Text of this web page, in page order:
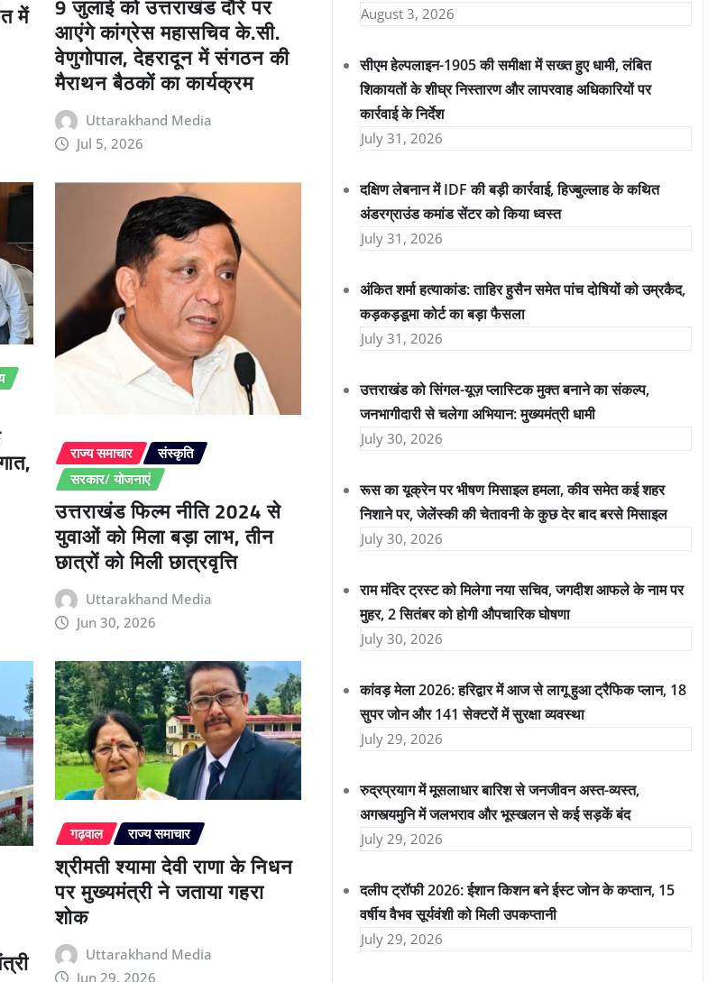
में आएंगे कांग्रेस महासचिव के.सी.
वेणुगोपाल, देहरादून में संगठन की
मैराथन बैठकों का कार्यक्रम
Uttarakhand Media
Jul 5, 2026
राज्य समाचार
संस्कृति
सरकार/ योजनाएं
उत्तराखंड फिल्म नीति 2024 से
युवाओं को मिला बड़ा लाभ, तीन
छात्रों को मिली छात्रवृत्ति
Uttarakhand Media
Jun 30, 2026
गढ़वाल राज्य समाचार
श्रीमती श्यामा देवी राणा के निधन
पर मुख्यमंत्री ने जताया गहरा
शोक
Uttarakhand Media
Jun 29, 2026
August 3, 2026
सीएम हेल्पलाइन-1905 की समीक्षा में सख्त हुए धामी, लंबित
शिकायतों के शीघ्र निस्तारण और लापरवाह अधिकारियों पर
कार्रवाई के निर्देश
July 31, 2026
दक्षिण लेबनान में IDF की बड़ी कार्रवाई, हिज्बुल्लाह के कथित
अंडरग्राउंड कमांड सेंटर को किया ध्वस्त
July 31, 2026
अंकित शर्मा हत्याकांड: ताहिर हुसैन समेत पांच दोषियों को उम्रकैद,
कड़कड़डूमा कोर्ट का बड़ा फैसला
July 31, 2026
उत्तराखंड को सिंगल-यूज़ प्लास्टिक मुक्त बनाने का संकल्प,
जनभागीदारी से चलेगा अभियान: मुख्यमंत्री धामी
July 30, 2026
रूस का यूक्रेन पर भीषण मिसाइल हमला, कीव समेत कई शहर
निशाने पर, जेलेंस्की की चेतावनी के कुछ देर बाद बरसे मिसाइल
July 30, 2026
राम मंदिर ट्रस्ट को मिलेगा नया सचिव, जगदीश आफले के नाम पर
मुहर, 2 सितंबर को होगी औपचारिक घोषणा
July 30, 2026
कांवड़ मेला 2026: हरिद्वार में आज से लागू हुआ ट्रैफिक प्लान, 18
सुपर जोन और 141 सेक्टरों में सुरक्षा व्यवस्था
July 29, 2026
रुद्रप्रयाग में मूसलाधार बारिश से जनजीवन अस्त-व्यस्त,
अगस्त्यमुनि में जलभराव और भूस्खलन से कई सड़कें बंद
July 29, 2026
दलीप ट्रॉफी 2026: ईशान किशन बने ईस्ट जोन के कप्तान, 15
वर्षीय वैभव सूर्यवंशी को मिली उपकप्तानी
July 29, 2026